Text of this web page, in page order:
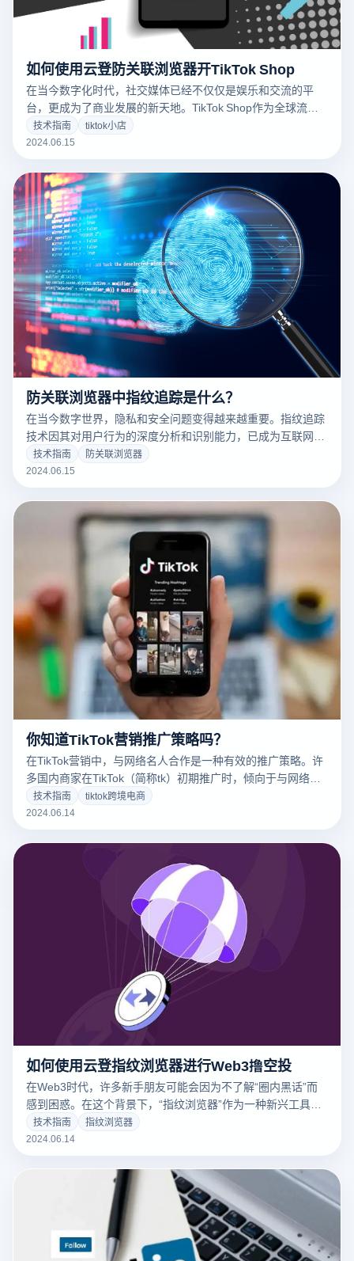
如何使用云登防关联浏览器开TikTok Shop
在当今数字化时代，社交媒体已经不仅仅是娱乐和交流的平
台，更成为了商业发展的新天地。TikTok Shop作为全球流行
的短视频平台TikTok推出的电商功能，为企业和个人提供了一
个绝佳的销售渠道。那么，什么是TikTok Shop？如何利用云
技术指南
tiktok小店
2024.06.15
防关联浏览器中指纹追踪是什么？
在当今数字世界，隐私和安全问题变得越来越重要。指纹追踪
技术因其对用户行为的深度分析和识别能力，已成为互联网隐
私保护和反追踪技术中的一个关键部分。那么，什么是指纹追
踪？它的原理是什么？在云登防关联浏览器中，它又是如何工
技术指南
防关联浏览器
2024.06.15
你知道TikTok营销推广策略吗？
在TikTok营销中，与网络名人合作是一种有效的推广策略。许
多国内商家在TikTok（简称tk）初期推广时，倾向于与网络名
人合作，以更广泛地推广产品。如何在TikTok上找到合适的网
络名人？云登指纹浏览器将为您揭晓。
技术指南
tiktok跨境电商
2024.06.14
如何使用云登指纹浏览器进行Web3撸空投
在Web3时代，许多新手朋友可能会因为不了解“圈内黑话”而
感到困惑。在这个背景下，“指纹浏览器”作为一种新兴工具开
始受到广泛关注，尤其是在参与加密货币空投时。本文将详细
探讨指纹浏览器的概念、工作原理、应用领域，以及其在保护
技术指南
指纹浏览器
2024.06.14